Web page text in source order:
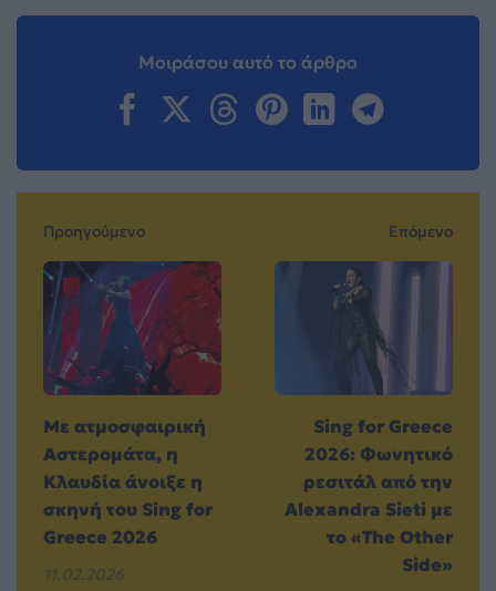
Μοιράσου αυτό το άρθρο
Προηγούμενο
Με ατμοσφαιρική
Αστερομάτα, η
Κλαυδία άνοιξε η
σκηνή του Sing for
Greece 2026
11.02.2026
Επόμενο
Sing for Greece
2026: Φωνητικό
ρεσιτάλ από την
Alexandra Sieti με
το «The Other
Side»